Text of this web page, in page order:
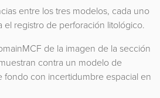
entre los tres modelos, cada uno
el registro de perforación litológico.
de la imagen de la sección
contra un modelo de
fondo con incertidumbre espacial en